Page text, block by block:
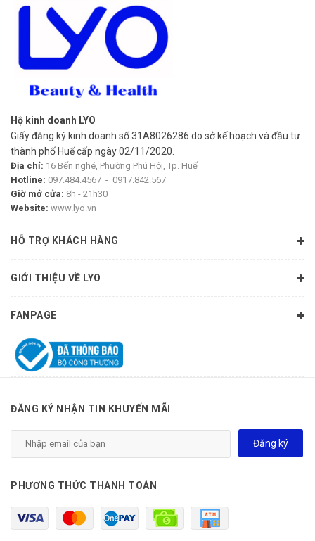
- Phù hợp với mọi loại da, đặc biệt là da nhạy cảm, da yếu, dễ
4. Mặt nạ Compliment Collagen tăng độ săn chắc, đàn hồi,
nâng cơ 75ml
- Phù hợp với mọi loại da, đặc biệt là da chảy xệ, thiếu đàn
hồi, có nhiều nếp nhăn.
- Collagen, Elastin: Khôi phục, tái tạo cấu trúc da. Ngăn chặn
quá trình lão hóa, duy trì độ ẩm, tăng cường độ đàn hồi, săn
chắc của da, làm mờ các nếp nhăn, vết chân chim, chống
Hộ kinh doanh LYO
Giấy đăng ký kinh doanh số 31A8026286 do sở kế hoạch và đầu tư
thành phố Huế cấp ngày 02/11/2020.
Địa chỉ: 16 Bến nghé, Phường Phú Hội, Tp. Huế
Hotline: 097.484.4567 - 0917.842.567
Giờ mở cửa: 8h - 21h30
Website: www.lyo.vn
HỖ TRỢ KHÁCH HÀNG
GIỚI THIỆU VỀ LYO
FANPAGE
ĐĂNG KÝ NHẬN TIN KHUYẾN MÃI
Đăng ký
PHƯƠNG THỨC THANH TOÁN